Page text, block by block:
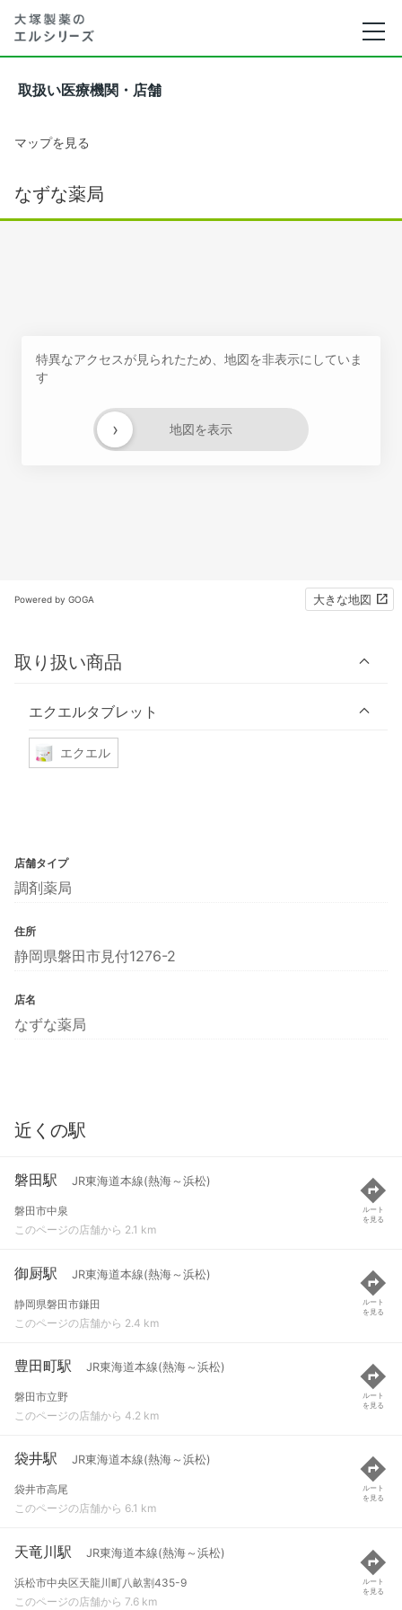
取扱い医療機関・店舗
マップを見る
なずな薬局
特異なアクセスが見られたため、地図を非表示にしていま
す
地図を表示
›
Powered by GOGA 大きな地図
取り扱い商品
エクエルタブレット
エクエル
店舗タイプ
調剤薬局
住所
静岡県磐田市見付1276-2
店名
なずな薬局
近くの駅
磐田駅 JR東海道本線(熱海～浜松)
磐田市中泉
このページの店舗から 2.1 km
ルート
を見る
御厨駅 JR東海道本線(熱海～浜松)
静岡県磐田市鎌田
このページの店舗から 2.4 km
ルート
を見る
豊田町駅 JR東海道本線(熱海～浜松)
磐田市立野
このページの店舗から 4.2 km
ルート
を見る
袋井駅 JR東海道本線(熱海～浜松)
袋井市高尾
このページの店舗から 6.1 km
ルート
を見る
天竜川駅 JR東海道本線(熱海～浜松)
浜松市中央区天龍川町八畝割435-9
このページの店舗から 7.6 km
ルート
を見る